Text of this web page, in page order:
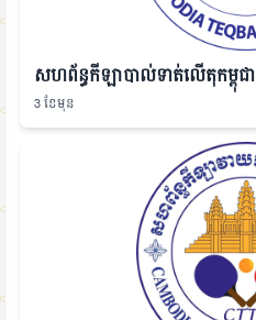
សហព័ន្ធកីឡាបាល់ទាត់លើតុកម្ពុជា
3 ខែមុន